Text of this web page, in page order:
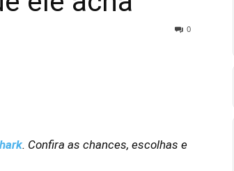
0
. Confira as chances, escolhas e